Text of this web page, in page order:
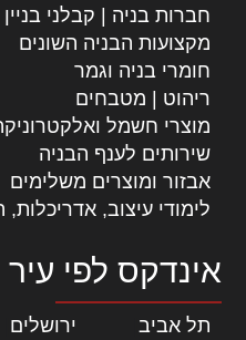
חברות בניה | קבלני בניין
מקצועות הבניה השונים
חומרי בניה וגמר
ריהוט | מטבחים
מוצרי חשמל
שירותים לענף הבניה
אבזור ומוצרים משלימים
לימודי עיצוב, אדריכלות,
אינדקס לפי עיר
תל אביב ירושלים